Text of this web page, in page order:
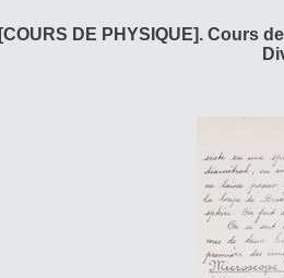
[COURS DE PHYSIQUE]. Cours